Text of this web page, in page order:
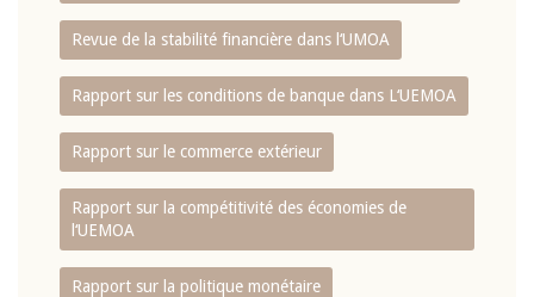
Revue de la stabilité financière dans l‘UMOA
Rapport sur les conditions de banque dans L‘UEMOA
Rapport sur le commerce extérieur
Rapport sur la compétitivité des économies de
l‘UEMOA
Rapport sur la politique monétaire